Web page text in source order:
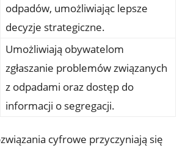
odpadów, umożliwiając lepsze
decyzje strategiczne.
Umożliwiają obywatelom
zgłaszanie problemów związanych
z odpadami oraz dostęp do
informacji o segregacji.
cyfrowe przyczyniają się